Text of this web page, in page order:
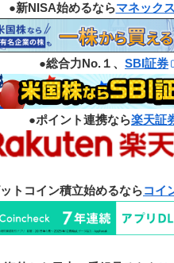
●新NISA始めるならマネック
●総合力No.１、 SBI証券
●ポイント連携なら楽天証
トコイン積立始めるならコイ